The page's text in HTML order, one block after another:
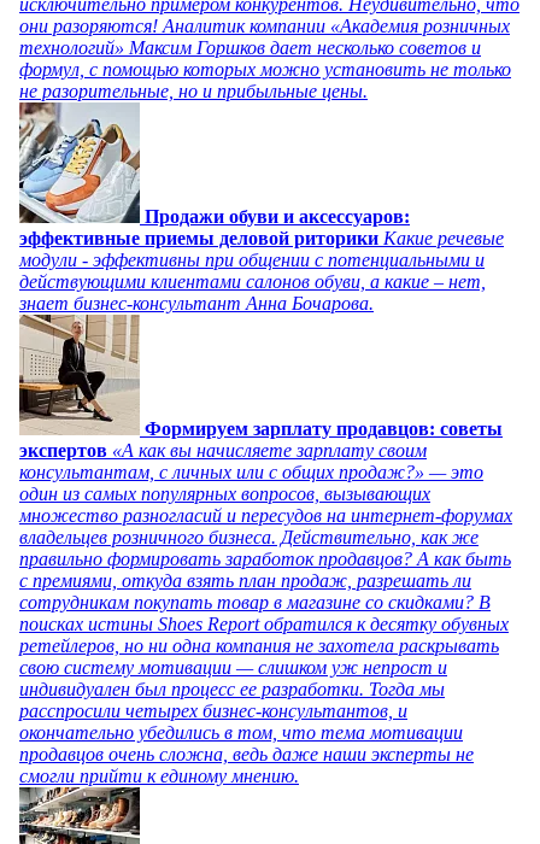
исключительно примером конкурентов. Неудивительно, что
они разоряются! Аналитик компании «Академия розничных
технологий» Максим Горшков дает несколько советов и
формул, с помощью которых можно установить не только
не разорительные, но и прибыльные цены.
Продажи обуви и аксессуаров:
эффективные приемы деловой риторики Какие речевые
модули - эффективны при общении с потенциальными и
действующими клиентами салонов обуви, а какие – нет,
знает бизнес-консультант Анна Бочарова.
Формируем зарплату продавцов: советы
экспертов «А как вы начисляете зарплату своим
консультантам, с личных или с общих продаж?» — это
один из самых популярных вопросов, вызывающих
множество разногласий и пересудов на интернет-форумах
владельцев розничного бизнеса. Действительно, как же
правильно формировать заработок продавцов? А как быть
с премиями, откуда взять план продаж, разрешать ли
сотрудникам покупать товар в магазине со скидками? В
поисках истины Shoes Report обратился к десятку обувных
ретейлеров, но ни одна компания не захотела раскрывать
свою систему мотивации — слишком уж непрост и
индивидуален был процесс ее разработки. Тогда мы
расспросили четырех бизнес-консультантов, и
окончательно убедились в том, что тема мотивации
продавцов очень сложна, ведь даже наши эксперты не
смогли прийти к единому мнению.